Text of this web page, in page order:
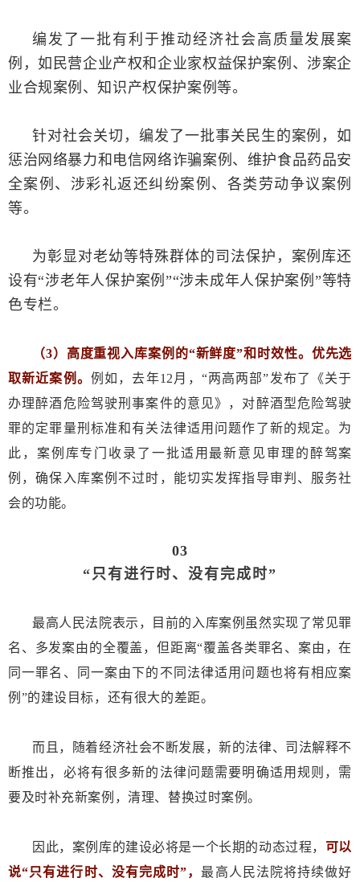
编发了一批有利于推动经济社会高质量发展案
例，如民营企业产权和企业家权益保护案例、涉案企
业合规案例、知识产权保护案例等。
针对社会关切，编发了一批事关民生的案例，如
惩治网络暴力和电信网络诈骗案例、维护食品药品安
全案例、涉彩礼返还纠纷案例、各类劳动争议案例
等。
为彰显对老幼等特殊群体的司法保护，案例库还
设有“涉老年人保护案例”“涉未成年人保护案例”等特
色专栏。
（3）高度重视入库案例的“新鲜度”和时效性。优先选
取新近案例。 例如，去年12月，“两高两部”发布了《关于
办理醉酒危险驾驶刑事案件的意见》，对醉酒型危险驾驶
罪的定罪量刑标准和有关法律适用问题作了新的规定。为
此，案例库专门收录了一批适用最新意见审理的醉驾案
例，确保入库案例不过时，能切实发挥指导审判、服务社
会的功能。
03
“只有进行时、没有完成时”
最高人民法院表示，目前的入库案例虽然实现了常见罪
名、多发案由的全覆盖，但距离“覆盖各类罪名、案由，在
同一罪名、同一案由下的不同法律适用问题也将有相应案
例”的建设目标，还有很大的差距。
而且，随着经济社会不断发展，新的法律、司法解释不
断推出，必将有很多新的法律问题需要明确适用规则，需
要及时补充新案例，清理、替换过时案例。
因此，案例库的建设必将是一个长期的动态过程， 可以
说“只有进行时、没有完成时”，最高人民法院将持续做好